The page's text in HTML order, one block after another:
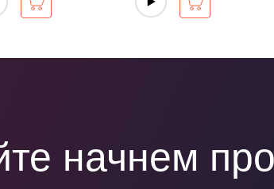
начнем